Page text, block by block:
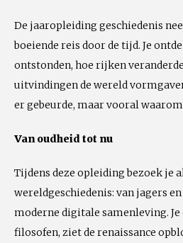
De jaaropleiding geschiedenis
boeiende reis door de tijd. Je
ontstonden, hoe rijken
uitvindingen de wereld
er gebeurde, maar vooral
Van oudheid tot nu
Tijdens deze opleiding bezoek je
wereldgeschiedenis: van jagers
moderne digitale samenleving.
filosofen, ziet de renaissance